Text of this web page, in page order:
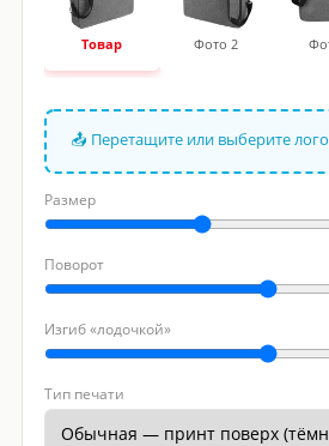
Товар Фото 2
📤 Перетащите или выберите
Размер
Поворот
Изгиб «лодочкой»
Тип печати